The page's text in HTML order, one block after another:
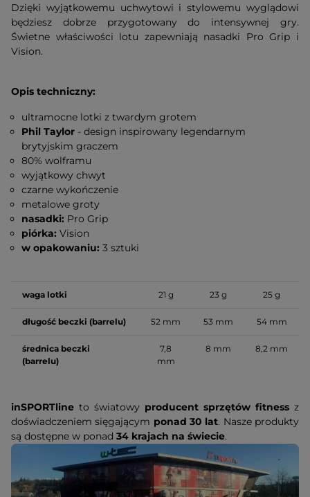
Dzięki wyjątkowemu uchwytowi i stylowemu wyglądowi
będziesz dobrze przygotowany do intensywnej gry.
Świetne właściwości lotu zapewniają nasadki Pro Grip i
Vision.
Opis techniczny:
ultramocne lotki z twardym grotem
Phil Taylor - design inspirowany legendarnym
brytyjskim graczem
80% wolframu
wyjątkowy chwyt
czarne wykończenie
metalowe groty
nasadki: Pro Grip
piórka: Vision
w opakowaniu: 3 sztuki
waga lotki 21 g 23 g 25 g
długość beczki (barrelu) 52 mm 53 mm 54 mm
średnica beczki
(barrelu)
7,8
mm
8 mm 8,2 mm
inSPORTline to światowy producent sprzętów fitness z
doświadczeniem sięgającym ponad 30 lat. Nasze produkty
są dostępne w ponad 34 krajach na świecie.